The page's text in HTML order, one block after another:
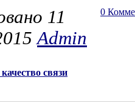
0
11
Admin
связи